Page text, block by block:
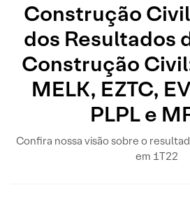
Construção
dos Resultados
Construção
MELK, EZTC,
PLPL e
Confira nossa visão sobre o
em 1T22